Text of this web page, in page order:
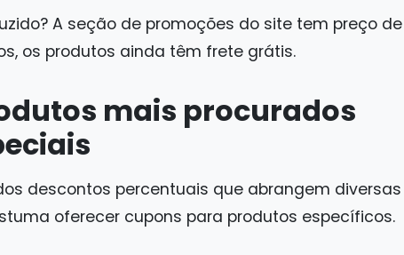
A seção de promoções do site tem preço de
os produtos ainda têm frete grátis.
mais procurados
descontos percentuais que abrangem diversas
oferecer cupons para produtos específicos.